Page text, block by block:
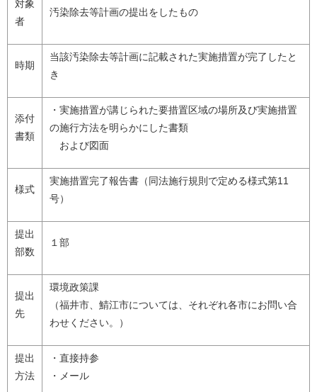
対象
者
汚染除去等計画の提出をしたもの
時期
当該汚染除去等計画に記載された実施措置が完了したと
き
添付
書類
・実施措置が講じられた要措置区域の場所及び実施措置
の施行方法を明らかにした書類
および図面
様式
実施措置完了報告書（同法施行規則で定める様式第11
号）
提出
部数
１部
提出
先
環境政策課
（福井市、鯖江市については、それぞれ各市にお問い合
わせください。）
提出
方法
・直接持参
・メール